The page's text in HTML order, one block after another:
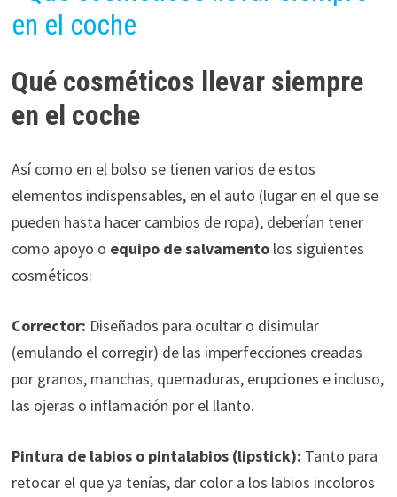
Qué cosméticos llevar siempre
en el coche
Así como en el bolso se tienen varios de estos
elementos indispensables, en el auto (lugar en el que se
pueden hasta hacer cambios de ropa), deberían tener
como apoyo o equipo de salvamentolos siguientes
cosméticos:
Corrector: Diseñados para ocultar o disimular
(emulando el corregir) de las imperfecciones creadas
por granos, manchas, quemaduras, erupciones e incluso,
las ojeras o inflamación por el llanto.
Pintura de labios o pintalabios (lipstick): Tanto para
retocar el que ya tenías, dar color a los labios incoloros